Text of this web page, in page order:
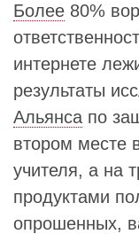
Более 80%
интернете
результаты
Альянса по
втором месте
учителя, а на
продуктами
опрошенных,